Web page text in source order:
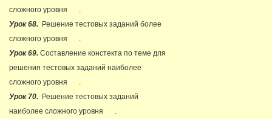
сложного уровня
.
Урок 68. Решение тестовых заданий более
сложного уровня
.
Урок 69. Составление констекта по теме для
решения тестовых заданий наиболее
сложного уровня
.
Урок 70. Решение тестовых заданий
наиболее сложного уровня
.